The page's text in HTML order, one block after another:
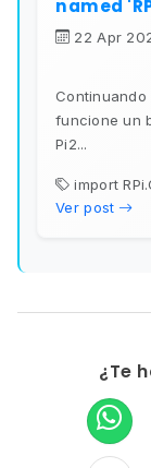
named
22 Apr
funcione un
Pi2...
import
Ver post
¿Te